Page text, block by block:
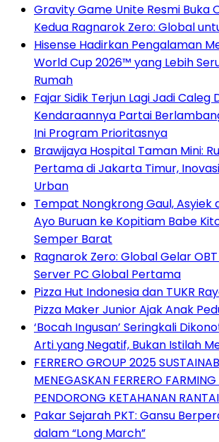
Gravity Game Unite Resmi Buka
Kedua Ragnarok Zero: Global
Hisense Hadirkan Pengalaman
World Cup 2026™ yang Lebih
Rumah
Fajar Sidik Terjun Lagi Jadi Caleg
Kendaraannya Partai
Ini Program Prioritasnya
Brawijaya Hospital Taman Mini:
Pertama di Jakarta Timur,
Urban
Tempat Nongkrong Gaul, Asyiek
Ayo Buruan ke Kopitiam Babe
Semper Barat
Ragnarok Zero: Global Gelar
Server PC Global Pertama
Pizza Hut Indonesia dan TUKR
Pizza Maker Junior Ajak Anak
‘Bocah Ingusan’ Seringkali
Arti yang Negatif, Bukan Istilah
FERRERO GROUP 2025
MENEGASKAN FERRERO
PENDORONG KETAHANAN
Pakar Sejarah PKT: Gansu
dalam “Long March”